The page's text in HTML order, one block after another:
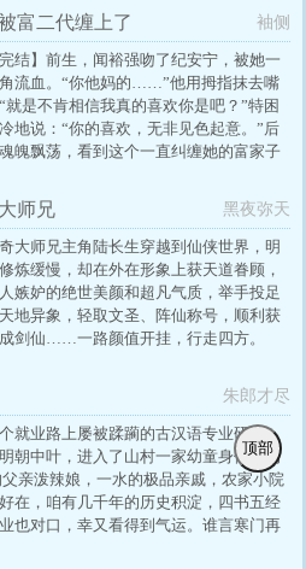
有发展、演化的过程。《魔兽世界》之
全球玩家数量非常多的角色扮演网游，
撼的世界景观和角色设定外，恢宏庞大的
非常吸引人的地方之一。
富二代缠上了 袖侧
完结】前生，闻裕强吻了纪安宁，被她一
流血。“你他妈的……”他用拇指抹去嘴
就是不肯相信我真的喜欢你是吧？”特困
地说：“你的喜欢，无非见色起意。”后
魄飘荡，看到这个一直纠缠她的富家子
仇了。”一念之力，纪安宁重生回大一。
还没死，他手上还没为她沾血。“纪安宁，
的手掌心。”他放开她的唇，钳着她的下
。“你喜欢我什么？不就是见色起
微微一笑，踮起脚，吻住了闻裕薄而性感
初见那一眼，把她看到了心里。想为她
把她拥在怀里。【一眼是你，生死都是
师兄 黑夜弥天
大师兄主角陆长生穿越到仙侠世界，明
炼缓慢，却在外在形象上获天道眷顾，
嫉妒的绝世美颜和超凡气质，举手投足
地异象，轻取文圣、阵仙称号，顺利获
剑仙……一路颜值开挂，行走四方。
朱郎才尽
就业路上屡被蹂躏的古汉语专业研究
朝中叶，进入了山村一家幼童身体后的
亲泼辣娘，一水的极品亲戚，农家小院
在，咱有几千年的历史积淀，四书五经
也对口，幸又看得到气运。谁言寒门再
顶部